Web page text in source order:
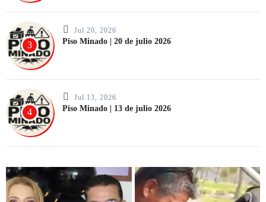
3
Jul 20, 2026
Piso Minado | 20 de julio 2026
4
Jul 13, 2026
Piso Minado | 13 de julio 2026